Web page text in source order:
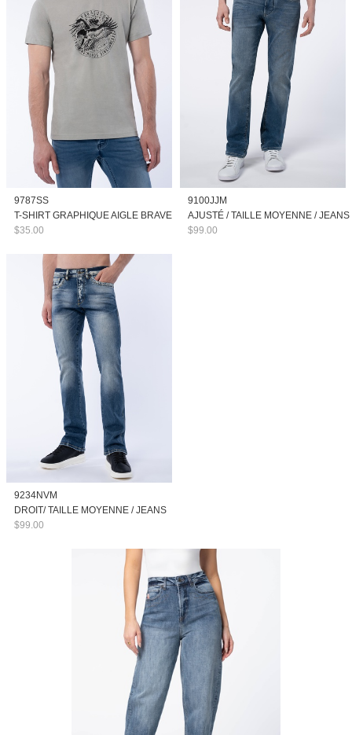
9787SS
T-SHIRT GRAPHIQUE AIGLE BRAVE
$35.00
9100JJM
AJUSTÉ / TAILLE MOYENNE / JEANS
$99.00
9234NVM
DROIT/ TAILLE MOYENNE / JEANS
$99.00